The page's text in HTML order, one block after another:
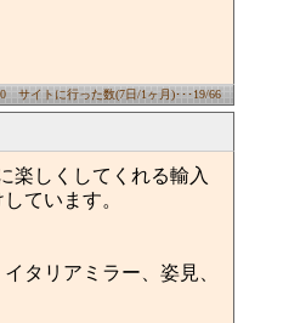
サイトに行った数(7日/1ヶ月)･･･19/66
楽しくしてくれる輸入
ています。
タリアミラー、姿見、